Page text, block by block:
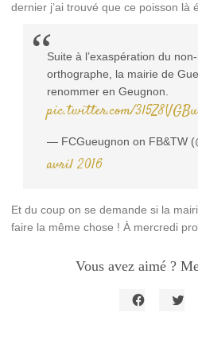
dernier j’ai trouvé que ce poisson là
Suite à l’exaspération du
orthographe, la mairie de
renommer en Geugnon.
pic.twitter.com/
— FCGueugnon on FB&TW
avril 2016
Et du coup on se demande si la
faire la même chose ! À mercredi
Vous avez aimé ?